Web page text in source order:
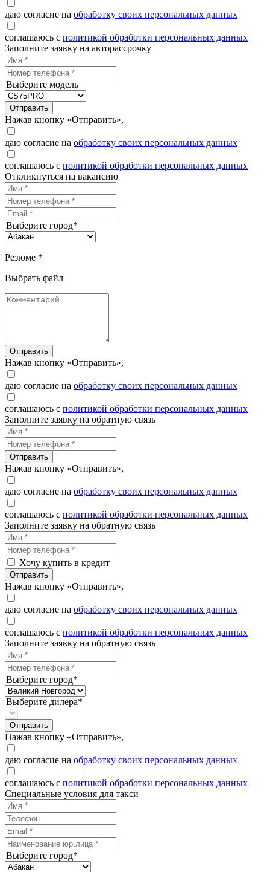
даю согласие на обработку своих персональных данных
соглашаюсь с политикой обработки персональных данных
Заполните заявку на авторассрочку
Выберите модель
Отправить
Нажав кнопку «Отправить»,
даю согласие на обработку своих персональных данных
соглашаюсь с политикой обработки персональных данных
Откликнуться на вакансию
Выберите город*
Резюме *
Выбрать файл
Отправить
Нажав кнопку «Отправить»,
даю согласие на обработку своих персональных данных
соглашаюсь с политикой обработки персональных данных
Заполните заявку на обратную связь
Отправить
Нажав кнопку «Отправить»,
даю согласие на обработку своих персональных данных
соглашаюсь с политикой обработки персональных данных
Заполните заявку на обратную связь
Хочу купить в кредит
Отправить
Нажав кнопку «Отправить»,
даю согласие на обработку своих персональных данных
соглашаюсь с политикой обработки персональных данных
Заполните заявку на обратную связь
Выберите город*
Выберите дилера*
Отправить
Нажав кнопку «Отправить»,
даю согласие на обработку своих персональных данных
соглашаюсь с политикой обработки персональных данных
Специальные условия для такси
Выберите город*